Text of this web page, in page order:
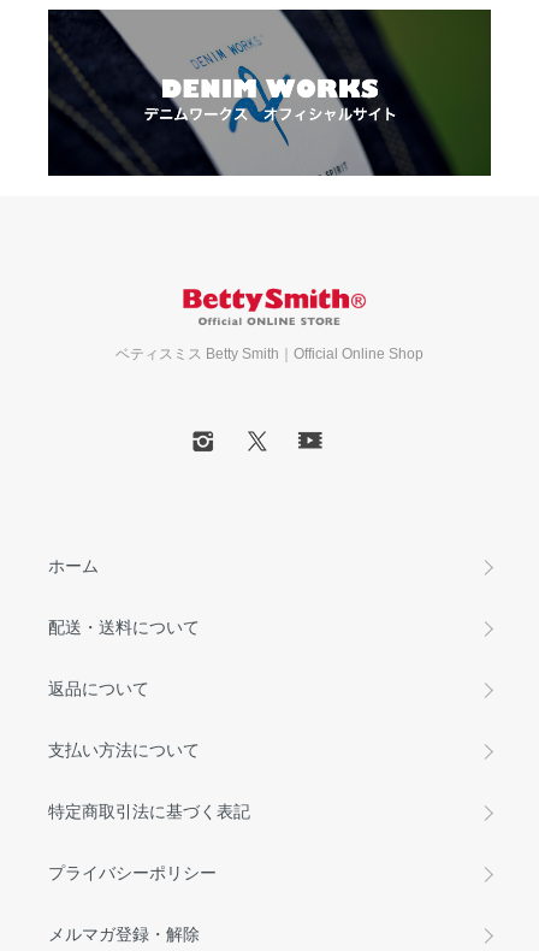
ベティスミス Betty Smith｜Official Online Shop
ホーム
配送・送料について
返品について
支払い方法について
特定商取引法に基づく表記
プライバシーポリシー
メルマガ登録・解除